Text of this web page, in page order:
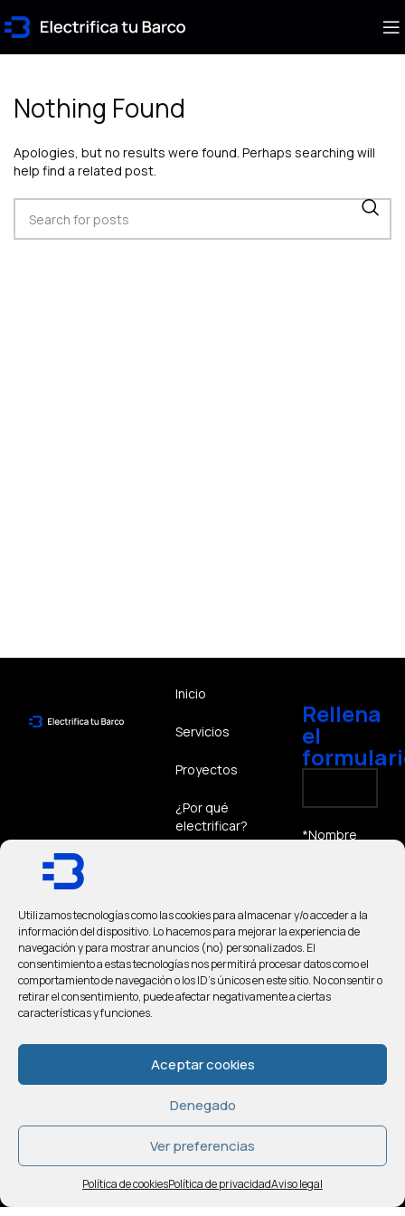
Utilizamos tecnologías como las cookies para almacenar y/o acceder a la
información del dispositivo. Lo hacemos para mejorar la experiencia de
navegación y para mostrar anuncios (no) personalizados. El
consentimiento a estas tecnologías nos permitirá procesar datos como el
comportamiento de navegación o los ID's únicos en este sitio. No consentir o
retirar el consentimiento, puede afectar negativamente a ciertas
características y funciones.
Aceptar cookies
Denegado
Ver preferencias
Política de cookiesPolítica de privacidadAviso legal
Nothing Found
Apologies, but no results were found. Perhaps searching will
help find a related post.
Inicio
Servicios
Proyectos
¿Por qué
electrificar?
Preguntas
frecuentes
Contacto
Rellena
el
*Nombre
*Correo
electrónico
*Teléfono